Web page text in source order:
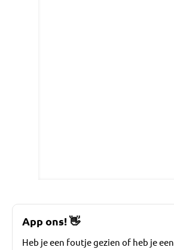
App ons!👋
Heb je een foutje gezien of heb je een